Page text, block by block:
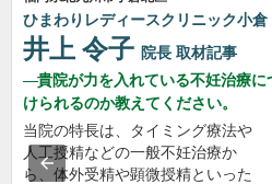
ひまわりレディースクリニック小倉
井上 令子 院長 取材記事
貴院が力を入れている不妊治療に
けられるのか教えてください。
当院の特長は、タイミング療法や
人工授精などの一般不妊治療か
ら、体外受精や顕微授精といった